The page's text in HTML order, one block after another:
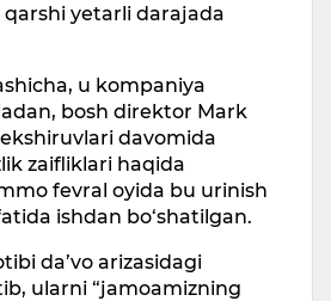
yetarli darajada
u kompaniya
bosh direktor Mark
davomida
zaifliklari haqida
fevral oyida bu urinish
ishdan bo‘shatilgan.
da’vo arizasidagi
ularni “jamoamizning